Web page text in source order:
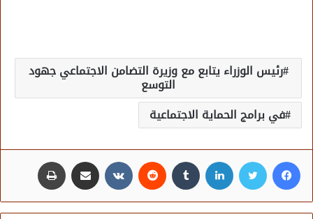
رئيس الوزراء يتابع مع وزيرة التضامن الاجتماعي جهود
التوسع
في برامج الحماية الاجتماعية
فيسبوك تويتر لينكدإن مشاركة عبر البريد